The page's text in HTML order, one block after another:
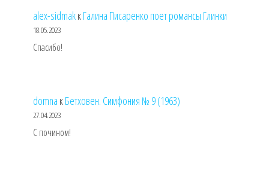
alex-sidmakкГалина Писаренко поет романсы Глинки
18.05.2023
Спасибо!
domna кБетховен. Симфония № 9 (1963)
27.04.2023
С почином!